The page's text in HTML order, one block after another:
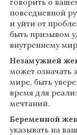
говорить о
повседневной
и уйти от
быть призывом
внутреннему
Незамужней
может означать
мире, быть
время для
мечтаний.
Беременной
указывать на